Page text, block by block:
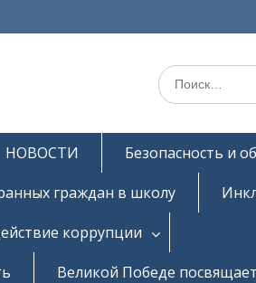
Искать:
НОВОСТИ Безопасность и
граждан в школу
коррупции
Великой Победе